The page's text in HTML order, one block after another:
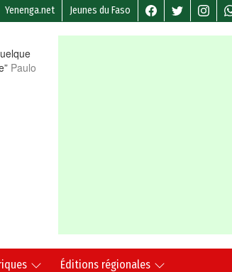
Yenenga.net Jeunes du Faso
Paulo
Éditions régionales